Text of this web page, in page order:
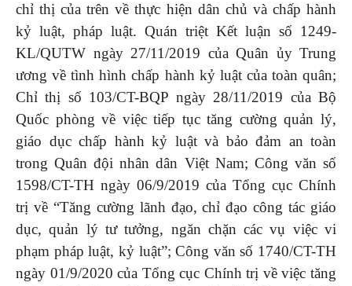
chỉ thị của trên về thực hiện dân chủ và chấp hành
kỷ luật, pháp luật. Quán triệt Kết luận số 1249-
KL/QUTW ngày 27/11/2019 của Quân ủy Trung
ương về tình hình chấp hành kỷ luật của toàn quân;
Chỉ thị số 103/CT-BQP ngày 28/11/2019 của Bộ
Quốc phòng về việc tiếp tục tăng cường quản lý,
giáo dục chấp hành kỷ luật và bảo đảm an toàn
trong Quân đội nhân dân Việt Nam; Công văn số
1598/CT-TH ngày 06/9/2019 của Tổng cục Chính
trị về “Tăng cường lãnh đạo, chỉ đạo công tác giáo
dục, quản lý tư tưởng, ngăn chặn các vụ việc vi
phạm pháp luật, kỷ luật”; Công văn số 1740/CT-TH
ngày 01/9/2020 của Tổng cục Chính trị về việc tăng